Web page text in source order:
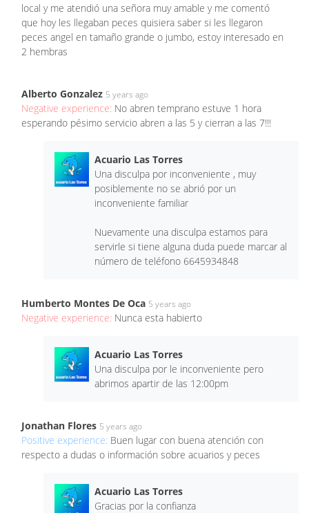
local y me atendió una señora muy amable y me comentó
que hoy les llegaban peces quisiera saber si les llegaron
peces angel en tamaño grande o jumbo, estoy interesado en
2 hembras
Alberto Gonzalez 5 years ago
Negative experience: No abren temprano estuve 1 hora
esperando pésimo servicio abren a las 5 y cierran a las 7!!!
Acuario Las Torres
Una disculpa por inconveniente , muy
posiblemente no se abrió por un
inconveniente familiar
Nuevamente una disculpa estamos para
servirle si tiene alguna duda puede marcar al
número de teléfono 6645934848
Humberto Montes De Oca 5 years ago
Negative experience: Nunca esta habierto
Acuario Las Torres
Una disculpa por le inconveniente pero
abrimos apartir de las 12:00pm
Jonathan Flores 5 years ago
Positive experience: Buen lugar con buena atención con
respecto a dudas o información sobre acuarios y peces
Acuario Las Torres
Gracias por la confianza